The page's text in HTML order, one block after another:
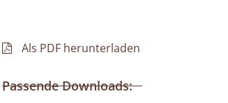
Als PDF herunterladen
Passende Downloads: